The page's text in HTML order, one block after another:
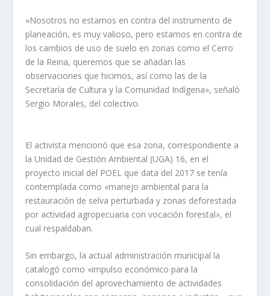
«Nosotros no estamos en contra del instrumento de
planeación, es muy valioso, pero estamos en contra de
los cambios de uso de suelo en zonas como el Cerro
de la Reina, queremos que se añadan las
observaciones que hicimos, así como las de la
Secretaría de Cultura y la Comunidad Indígena», señaló
Sergio Morales, del colectivo.
El activista mencionó que esa zona, correspondiente a
la Unidad de Gestión Ambiental (UGA) 16, en el
proyecto inicial del POEL que data del 2017 se tenía
contemplada como «manejo ambiental para la
restauración de selva perturbada y zonas deforestada
por actividad agropecuaria con vocación forestal», el
cual respaldaban.
Sin embargo, la actual administración municipal la
catalogó como «impulso económico para la
consolidación del aprovechamiento de actividades